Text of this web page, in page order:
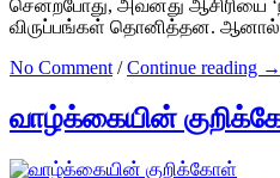
சென்றபோது, அவனது ஆசிரியை
விருப்பங்கள் தொனித்தன. ஆனால்,
No Comment /Continue reading →
வாழ்க்கையின்